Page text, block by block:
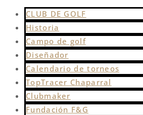
CLUB DE GOLF
Historia
Campo de golf
Diseñador
Calendario de torneos
TopTracer Chaparral
Clubmaker
Fundación F&G